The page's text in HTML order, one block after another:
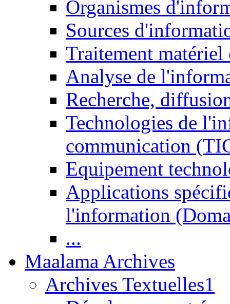
Organismes
Sources
Traitement matériel
Analyse de
Recherche,
Technologies de
communication
Equipement
Applications
l'information
...
Maalama Archives
Archives Textuelles1